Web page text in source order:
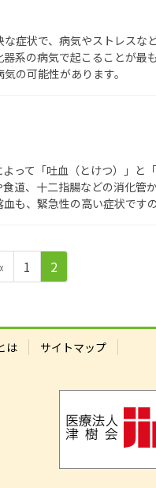
症状で、病気やストレスな
系の病気で起こることが最
の可能性があります。
って「吐血（とけつ）」と
道、十二指腸などの消化管
も、緊急性の高い症状です
ペ
ー
1
ペ
ー
2
は サイトマップ